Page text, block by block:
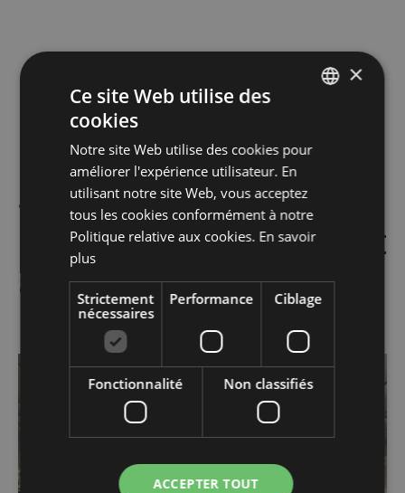
Services 360° qui
s'adaptent parfaitement
à nos unités Origin
FRENCH
×
Ce site Web utilise des
cookies
Notre site Web utilise des cookies pour
améliorer l'expérience utilisateur. En
utilisant notre site Web, vous acceptez
tous les cookies conformément à notre
Politique relative aux cookies. En savoir
plus
Strictement
nécessaires
Performance Ciblage
Fonctionnalité Non classifiés
ACCEPTER TOUT